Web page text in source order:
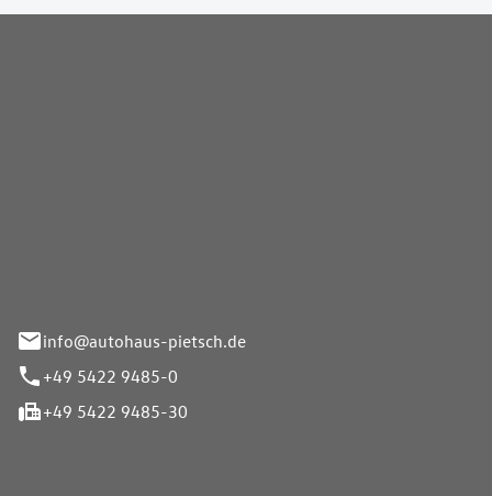
info@autohaus-pietsch.de
+49 5422 9485-0
+49 5422 9485-30